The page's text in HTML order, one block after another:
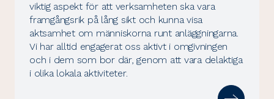
viktig aspekt för att verksamheten ska vara
framgångsrik på lång sikt och kunna visa
aktsamhet om människorna runt anläggningarna.
Vi har alltid engagerat oss aktivt i omgivningen
och i dem som bor där, genom att vara delaktiga
i olika lokala aktiviteter.